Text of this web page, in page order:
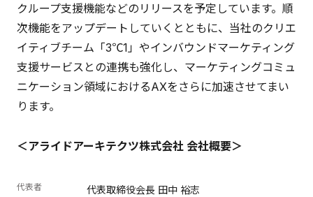
クループ支援機能などのリリースを予定しています。順
次機能をアップデートしていくとともに、当社のクリエ
イティブチーム「3℃1」やインバウンドマーケティング
支援サービスとの連携も強化し、マーケティングコミュ
ニケーション領域におけるAXをさらに加速させてまい
ります。
＜アライドアーキテクツ株式会社 会社概要＞
代表者
代表取締役会長 田中 裕志